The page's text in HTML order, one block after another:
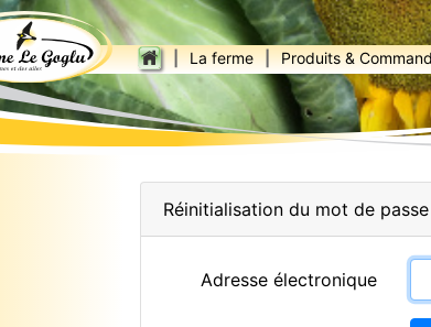
| La ferme | Produits &
Réinitialisation du mot de passe
Adresse électronique